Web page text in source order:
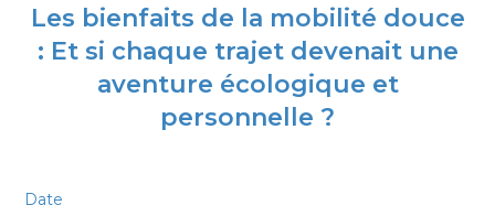
Les bienfaits de la mobilité douce
: Et si chaque trajet devenait une
aventure écologique et
personnelle ?
Date